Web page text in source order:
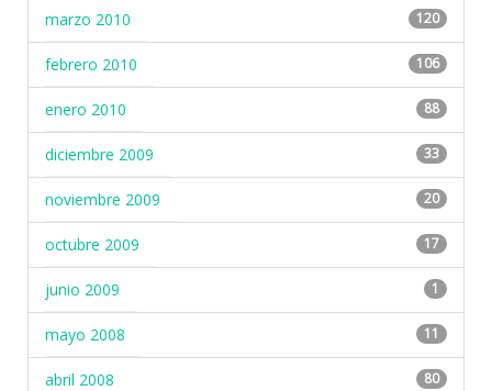
marzo 2010 120
febrero 2010 106
enero 2010 88
diciembre 2009 33
noviembre 2009 20
octubre 2009 17
junio 2009 1
mayo 2008 11
abril 2008 80